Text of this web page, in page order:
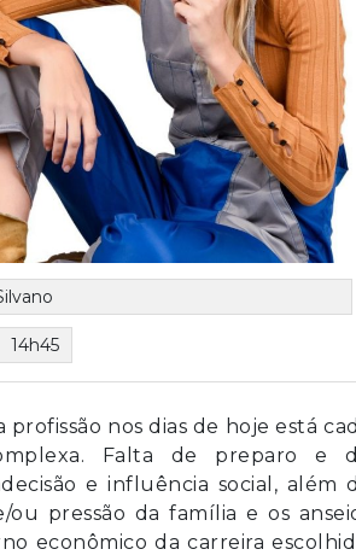
14h45
profissão nos dias de hoje está
Falta de preparo e
e influência social, além
ou pressão da família e os
econômico da carreira